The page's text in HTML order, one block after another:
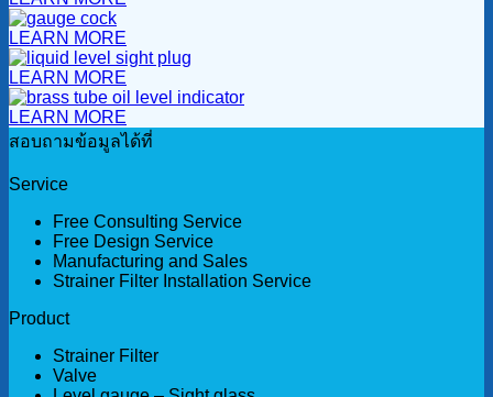
LEARN MORE
LEARN MORE
LEARN MORE
สอบถามข้อมูลได้ที่
Service
Free Consulting Service
Free Design Service
Manufacturing and Sales
Strainer Filter Installation Service
Product
Strainer Filter
Valve